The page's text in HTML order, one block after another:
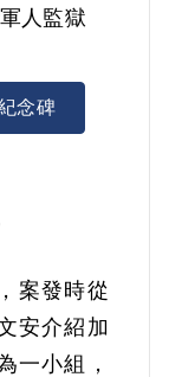
人監獄
念碑
案發時從
安介紹加
一小組，